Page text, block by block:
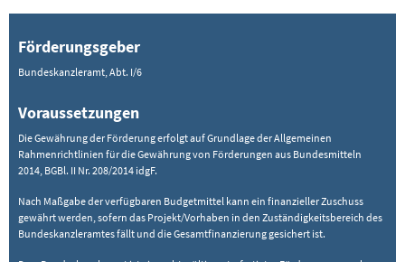
Förderungsgeber
Bundeskanzleramt, Abt. I/6
Voraussetzungen
Die Gewährung der Förderung erfolgt auf Grundlage der Allgemeinen
Rahmenrichtlinien für die Gewährung von Förderungen aus Bundesmitteln
2014, BGBl. II Nr. 208/2014 idgF.
Nach Maßgabe der verfügbaren Budgetmittel kann ein finanzieller Zuschuss
gewährt werden, sofern das Projekt/Vorhaben in den Zuständigkeitsbereich des
Bundeskanzleramtes fällt und die Gesamtfinanzierung gesichert ist.